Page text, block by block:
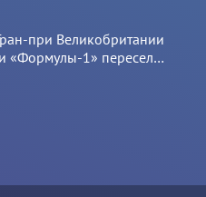
при Великобритании
«Формулы-1» пересели